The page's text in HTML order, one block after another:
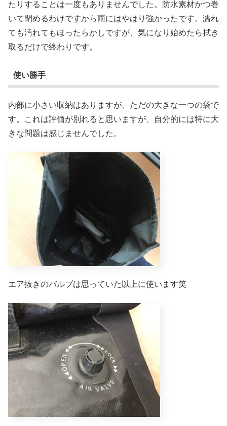
たりすることは一度もありませんでした。防水素材かつ巻
いて閉めるわけですから雨にはやはり強かったです。濡れ
ても汚れてもほったらかしですが、気になり始めたら拭き
取るだけで終わりです。
使い勝手
内部に小さい収納はありますが、ただの大きな一つの袋で
す。これは評価が別れると思いますが、自分的には特に大
きな問題は感じませんでした。
エア抜きのバルブは思っていた以上に使います笑